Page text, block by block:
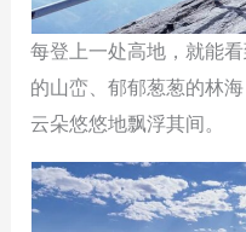
每登上一处高地，就能
的山峦、郁郁葱葱的林
云朵悠悠地飘浮其间。